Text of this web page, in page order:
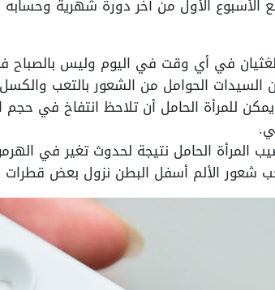
الأول من آخر دورة شهرية
في أي وقت في اليوم وليس بالصباح
السيدات الحوامل من الشعور بالتعب
للمرأة الحامل أن تلاحظ انتفاخ في حجم
المرأة الحامل نتيجة لحدوث تغير في
الألم أسفل البطن نزول بعض قطرات